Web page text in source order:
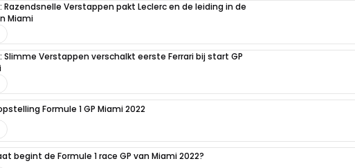
Razendsnelle Verstappen pakt Leclerc en de leiding in de
Miami
Slimme Verstappen verschalkt eerste Ferrari bij start GP
Formule 1 GP Miami 2022
begint de Formule 1 race GP van Miami 2022?